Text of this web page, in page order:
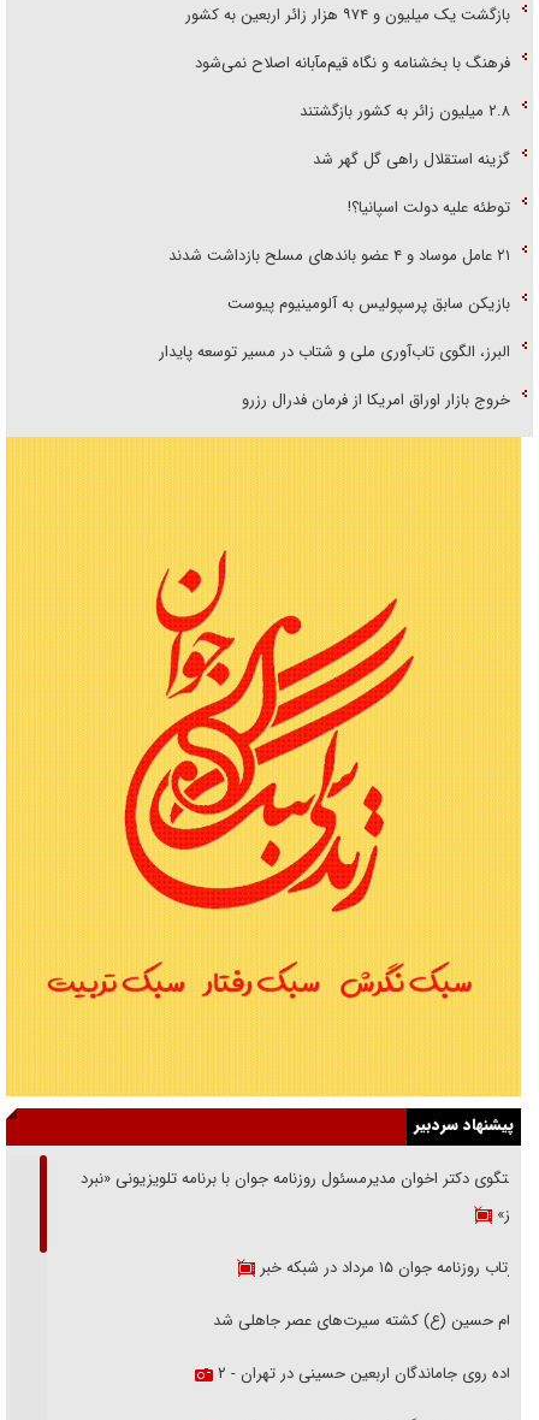
بازگشت یک میلیون و ۹۷۴ هزار زائر اربعین به کشور
فرهنگ با بخشنامه و نگاه قیم‌مآبانه اصلاح نمی‌شود
۲.۸ میلیون زائر به کشور بازگشتند
گزینه استقلال راهی گل گهر شد
توطئه علیه دولت اسپانیا؟!
۲۱ عامل موساد و ۴ عضو باند‌های مسلح بازداشت شدند
بازیکن سابق پرسپولیس به آلومینیوم پیوست
البرز، الگوی تاب‌آوری ملی و شتاب در مسیر توسعه پایدار
خروج بازار اوراق امریکا از فرمان فدرال رزرو
پیشنهاد سردبیر
گفتگوی دکتر اخوان مدیرمسئول روزنامه جوان با برنامه تلویزیونی «نبرد
هرمز»
بازتاب روزنامه جوان ۱۵ مرداد در شبکه خبر
امام حسین (ع) کشته سیرت‌های عصر جاهلی شد
پیاده روی جاماندگان اربعین حسینی در تهران - ۲